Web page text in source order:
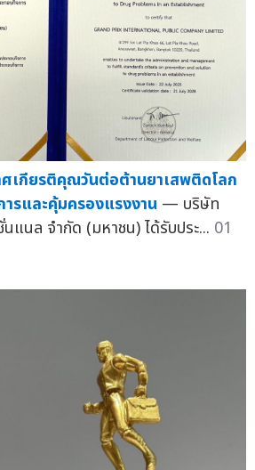
ศเกียรติคุณวันต่อต้านยาเสพติดโลก
รและคุ้มครองแรงงาน — บริษัท
แนล จำกัด (มหาชน) ได้รับประ... 01